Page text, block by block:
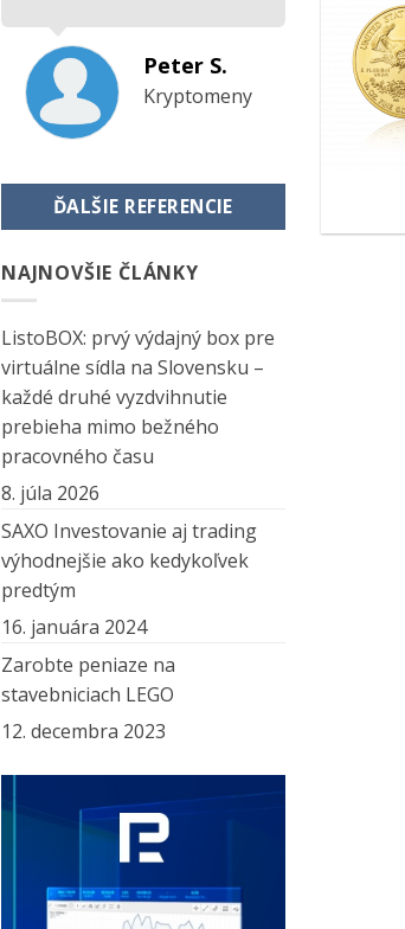
Peter S.
Kryptomeny
ĎALŠIE REFERENCIE
NAJNOVŠIE ČLÁNKY
ListoBOX: prvý výdajný box pre
virtuálne sídla na Slovensku –
každé druhé vyzdvihnutie
prebieha mimo bežného
pracovného času
8. júla 2026
SAXO Investovanie aj trading
výhodnejšie ako kedykoľvek
predtým
16. januára 2024
Zarobte peniaze na
stavebniciach LEGO
12. decembra 2023